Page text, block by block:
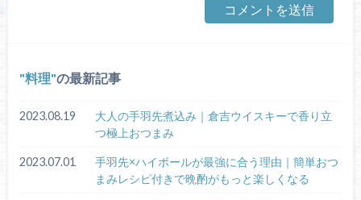
料理 の最新記事
2023.08.19
大人の手羽先煮込み｜倉吉ウイスキーで香り立
つ極上おつまみ
2023.07.01
手羽先×ハイボールが最強に合う理由｜簡単おつ
まみレシピ付きで晩酌がもっと楽しくなる